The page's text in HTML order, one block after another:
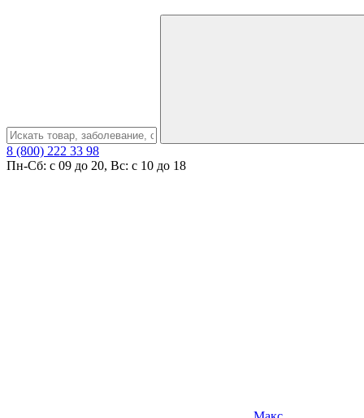
8 (800) 222 33 98
Пн-Сб: с 09 до 20, Вс: с 10 до 18